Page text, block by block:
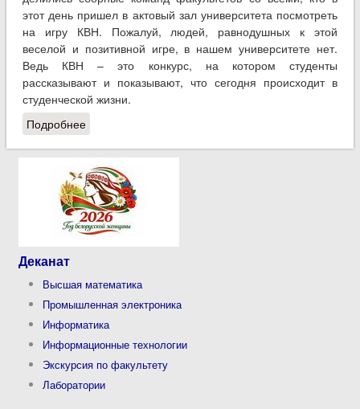
этот день пришел в актовый зал университета посмотреть
на игру КВН. Пожалуй, людей, равнодушных к этой
веселой и позитивной игре, в нашем университете нет.
Ведь КВН – это конкурс, на котором студенты
рассказывают и показывают, что сегодня происходит в
студенческой жизни.
Подробнеео Сборная команда ФАИС - победитель игры КВН в
ГГТУ им. П.О.Сухого
Деканат
Высшая математика
Промышленная электроника
Информатика
Информационные технологии
Экскурсия по факультету
Лаборатории